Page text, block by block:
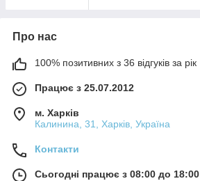
Про нас
100% позитивних з 36 відгуків за рік
Працює з 25.07.2012
м. Харків
Калинина, 31, Харків, Україна
Контакти
Сьогодні працює з 08:00 до 18:00